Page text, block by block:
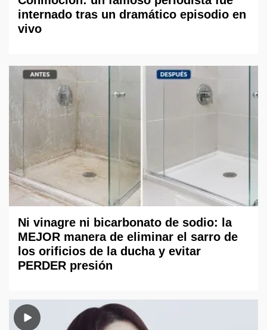
internado tras un dramático episodio en
vivo
Ni vinagre ni bicarbonato de sodio: la
MEJOR manera de eliminar el sarro de
los orificios de la ducha y evitar
PERDER presión